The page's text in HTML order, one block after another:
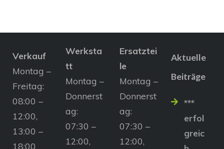
Verkauf
Montag –
Freitag:
08:00 –
12:00,
13:00 –
18:00
Werksta
tt
Montag –
Donnerst
ag:
07:30 –
12:00,
Ersatztei
le
Montag –
Donnerst
ag:
07:30 –
12:00,
Aktuelle
Beiträge
***
erfol
greic